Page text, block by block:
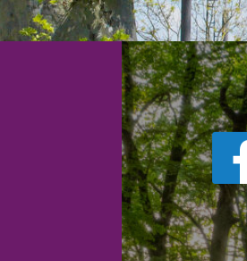
AOÛT